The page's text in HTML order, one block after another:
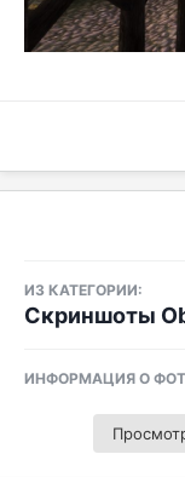
ИЗ КАТЕГОРИИ:
Скриншоты
ИНФОРМАЦИЯ О